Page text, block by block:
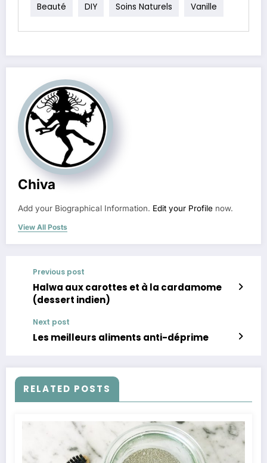
Beauté DIY Soins Naturels Vanille
Chiva
Add your Biographical Information. Edit your Profile now.
View All Posts
Previous post
Halwa aux carottes et à la cardamome
(dessert indien)
Next post
Les meilleurs aliments anti-déprime
RELATED POSTS